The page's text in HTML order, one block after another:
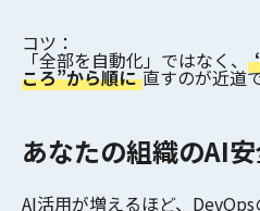
コツ：
「全部を自動化」ではなく、
ころ”から順に 直すのが近道
あなたの組織のAI
AI活用が増えるほど、